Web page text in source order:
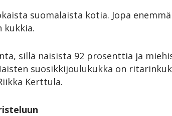
suomalaista kotia. Jopa
kukkia.
sillä naisista 92 prosenttia ja
suosikkijoulukukka on
Kerttula.